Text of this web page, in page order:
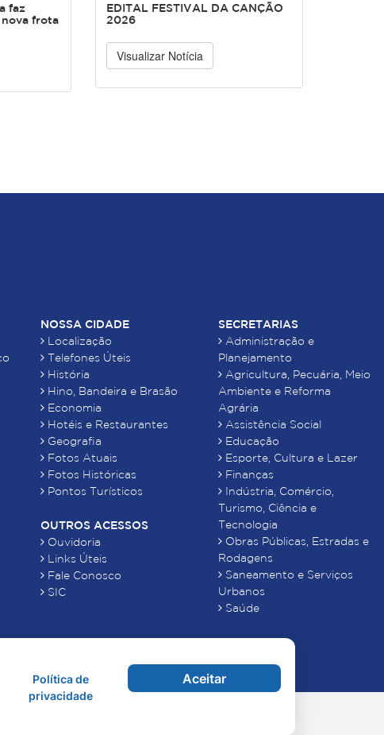
faz
frota
EDITAL FESTIVAL DA CANÇÃO
2026
Visualizar Notícia
NOSSA CIDADE
Localização
Telefones Úteis
História
Hino, Bandeira e Brasão
Economia
Hotéis e Restaurantes
Geografia
Fotos Atuais
Fotos Históricas
Pontos Turísticos
OUTROS ACESSOS
Ouvidoria
Links Úteis
Fale Conosco
SIC
SECRETARIAS
Administração e
Planejamento
Agricultura, Pecuária, Meio
Ambiente e Reforma
Agrária
Assistência Social
Educação
Esporte, Cultura e Lazer
Finanças
Indústria, Comércio,
Turismo, Ciência e
Tecnologia
Obras Públicas, Estradas e
Rodagens
Saneamento e Serviços
Urbanos
Saúde
Política de
privacidade
Aceitar